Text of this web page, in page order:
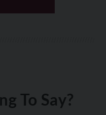
To Say?